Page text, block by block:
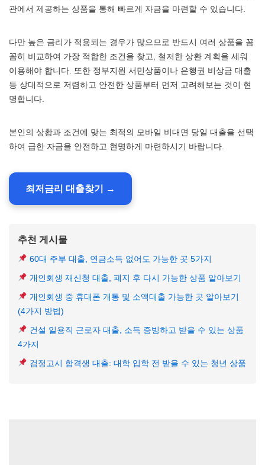
관에서 제공하는 상품을 통해 빠르게 자금을 마련할 수 있습니다.
다만 높은 금리가 적용되는 경우가 많으므로 반드시 여러 상품을 꼼
꼼히 비교하여 가장 적합한 조건을 찾고, 철저한 상환 계획을 세워
이용해야 합니다. 또한 정부지원 서민상품이나 은행권 비상금 대출
등 상대적으로 저렴하고 안전한 상품부터 먼저 고려해보는 것이 현
명합니다.
본인의 상황과 조건에 맞는 최적의 모바일 비대면 당일 대출을 선택
하여 급한 자금을 안전하고 현명하게 마련하시기 바랍니다.
최저금리 대출찾기 →
추천 게시물
60대 주부 대출, 연금소득 없어도 가능한 곳 5가지
개인회생 재신청 대출, 폐지 후 다시 가능한 상품 알아보기
개인회생 중 휴대폰 개통 및 소액대출 가능한 곳 알아보기
(4가지 방법)
건설 일용직 근로자 대출, 소득 증빙하고 받을 수 있는 상품
4가지
검정고시 합격생 대출: 대학 입학 전 받을 수 있는 청년 상품